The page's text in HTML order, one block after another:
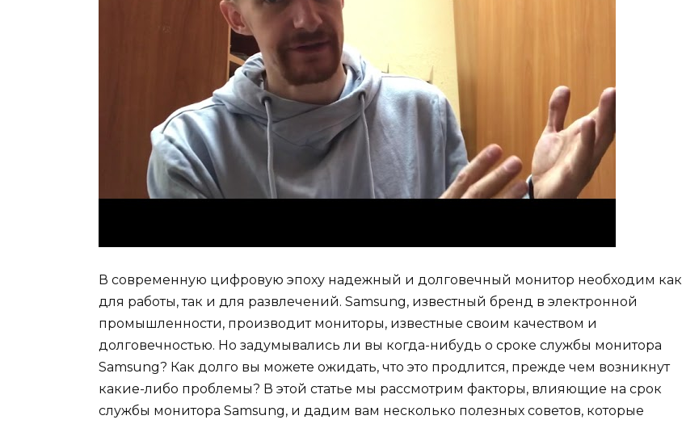
В современную цифровую эпоху надежный и долговечный монитор необходим как
для работы, так и для развлечений. Samsung, известный бренд в электронной
промышленности, производит мониторы, известные своим качеством и
долговечностью. Но задумывались ли вы когда-нибудь о сроке службы монитора
Samsung? Как долго вы можете ожидать, что это продлится, прежде чем возникнут
какие-либо проблемы? В этой статье мы рассмотрим факторы, влияющие на срок
службы монитора Samsung, и дадим вам несколько полезных советов, которые